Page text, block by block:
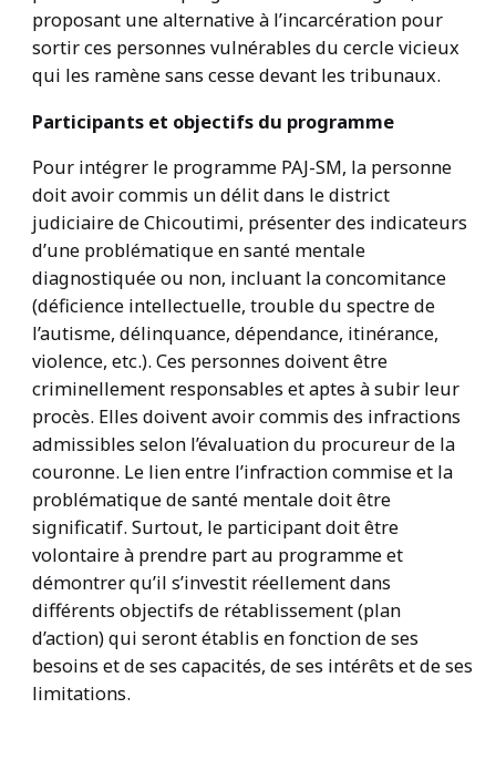
proposant une alternative à l’incarcération pour
sortir ces personnes vulnérables du cercle vicieux
qui les ramène sans cesse devant les tribunaux.
Participants et objectifs du programme
Pour intégrer le programme PAJ-SM, la personne
doit avoir commis un délit dans le district
judiciaire de Chicoutimi, présenter des indicateurs
d’une problématique en santé mentale
diagnostiquée ou non, incluant la concomitance
(déficience intellectuelle, trouble du spectre de
l’autisme, délinquance, dépendance, itinérance,
violence, etc.). Ces personnes doivent être
criminellement responsables et aptes à subir leur
procès. Elles doivent avoir commis des infractions
admissibles selon l’évaluation du procureur de la
couronne. Le lien entre l’infraction commise et la
problématique de santé mentale doit être
significatif. Surtout, le participant doit être
volontaire à prendre part au programme et
démontrer qu’il s’investit réellement dans
différents objectifs de rétablissement (plan
d’action) qui seront établis en fonction de ses
besoins et de ses capacités, de ses intérêts et de ses
limitations.